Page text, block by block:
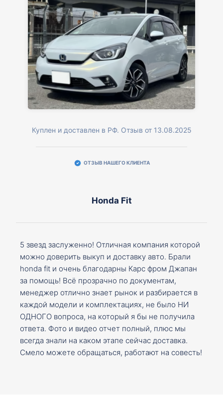
Куплен и доставлен в РФ. Отзыв от 13.08.2025
ОТЗЫВ НАШЕГО КЛИЕНТА
Honda Fit
5 звезд заслуженно! Отличная компания которой
можно доверить выкуп и доставку авто. Брали
honda fit и очень благодарны Карс фром Джапан
за помощь! Всё прозрачно по документам,
менеджер отлично знает рынок и разбирается в
каждой модели и комплектациях, не было НИ
ОДНОГО вопроса, на который я бы не получила
ответа. Фото и видео отчет полный, плюс мы
всегда знали на каком этапе сейчас доставка.
Смело можете обращаться, работают на совесть!